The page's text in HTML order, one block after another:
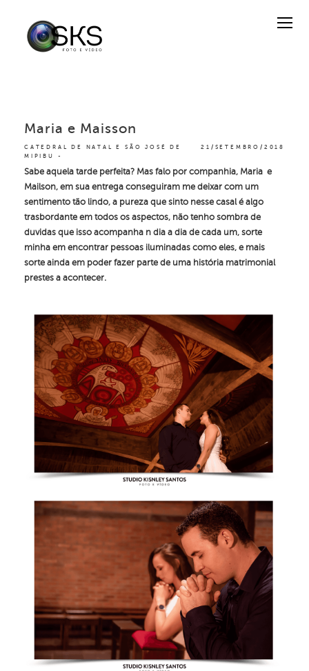
CATEDRAL DE NATAL E SÃO JOSÉ DE
MIPIBU
21/SETEMBRO/2018
Maria e Maisson
Sabe aquela tarde perfeita? Mas falo por companhia, Maria e
Mailson, em sua entrega conseguiram me deixar com um
sentimento tão lindo, a pureza que sinto nesse casal é algo
trasbordante em todos os aspectos, não tenho sombra de
duvidas que isso acompanha n dia a dia de cada um, sorte
minha em encontrar pessoas iluminadas como eles, e mais
sorte ainda em poder fazer parte de uma história matrimonial
prestes a acontecer.